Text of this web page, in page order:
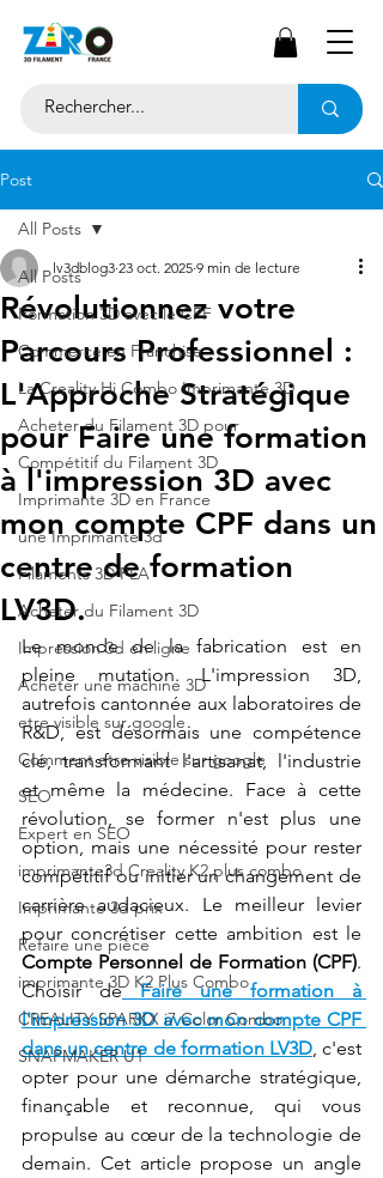
Post
All Posts
Formation 3D avec le CPF
Commerce en Franchise
La Creality Hi Combo Imprimante 3D
Acheter du Filament 3D pour
Compétitif du Filament 3D
Imprimante 3D en France
une Imprimante 3d
Filaments 3D PLA
Acheter du Filament 3D
Impression 3d en ligne
Acheter une machine 3D
etre visible sur google
Comment etre visible sur google
SEO
Expert en SEO
imprimante3d Creality K2 plus combo
Imprimante 3d prix
Refaire une pièce
imprimante 3D K2 Plus Combo
CREALITY SPARKX i7 Color Combo
SNAPMAKER U1
All Posts
Révolutionnez votre
Parcours Professionnel :
L'Approche Stratégique
pour Faire une formation
à l'impression 3D avec
mon compte CPF dans un
centre de formation
LV3D.
lv3dblog3 23 oct. 2025 9 min de lecture
Le monde de la fabrication est en
pleine mutation. L'impression 3D,
autrefois cantonnée aux laboratoires de
R&D, est désormais une compétence
clé, transformant l'artisanat, l'industrie
et même la médecine. Face à cette
révolution, se former n'est plus une
option, mais une nécessité pour rester
compétitif ou initier un changement de
carrière audacieux. Le meilleur levier
Compte Personnel de Formation (CPF).
Choisir de
Faire une formation à
l'impression 3D avec mon compte CPF
dans un centre de formation LV3D, c'est
opter pour une démarche stratégique,
finançable et reconnue, qui vous
propulse au cœur de la technologie de
demain. Cet article propose un angle